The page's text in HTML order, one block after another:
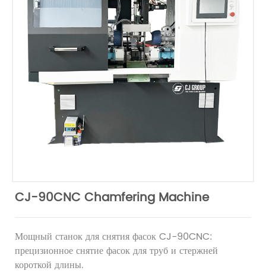
CJ-90CNC Chamfering Machine
Мощный станок для снятия фасок CJ-90CNC:
прецизионное снятие фасок для труб и стержней
короткой длины.